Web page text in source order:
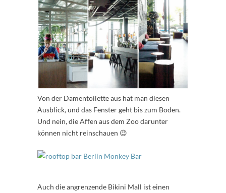
Von der Damentoilette aus hat man diesen
Ausblick, und das Fenster geht bis zum Boden.
Und nein, die Affen aus dem Zoo darunter
können nicht reinschauen 😉
Auch die angrenzende Bikini Mall ist einen